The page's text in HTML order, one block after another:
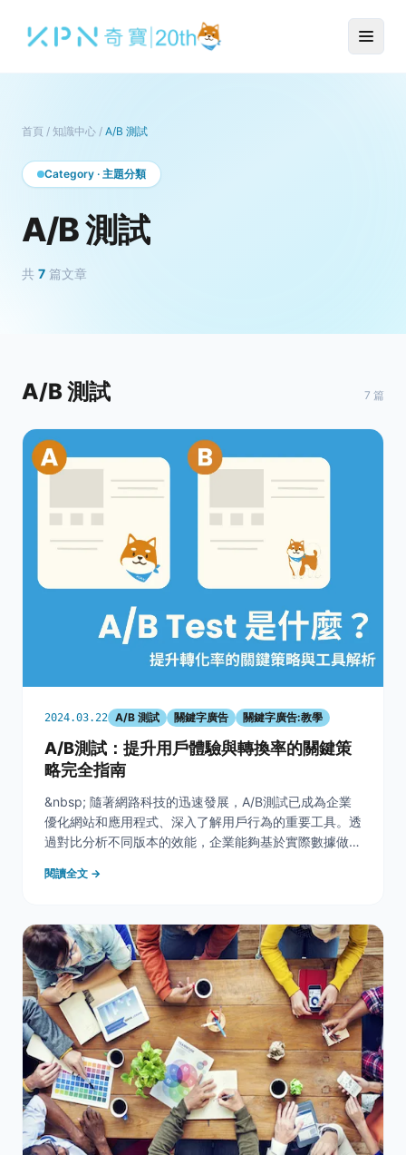
首頁 / 知識中心 / A/B 測試
Category · 主題分類
A/B 測試
共 7 篇文章
A/B 測試 7 篇
2024.03.22 A/B 測試 關鍵字廣告 關鍵字廣告:教學
A/B測試：提升用戶體驗與轉換率的關鍵策
略完全指南
&nbsp; 隨著網路科技的迅速發展，A/B測試已成為企業
優化網站和應用程式、深入了解用戶行為的重要工具。透
過對比分析不同版本的效能，企業能夠基於實際數據做出
不斷進化的領域中，也出現了新的挑戰和機遇。本文將探
閱讀全文 →